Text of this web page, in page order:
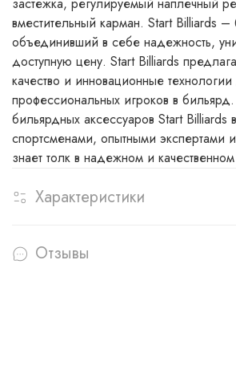
застежка, регулируемый наплечный
вместительный карман. Start Billiards
объединивший в себе надежность,
доступную цену. Start Billiards
качество и инновационные
профессиональных игроков в бильярд.
бильярдных аксессуаров Start Billiards
спортсменами, опытными экспертами
знает толк в надежном и
Характеристики
Отзывы